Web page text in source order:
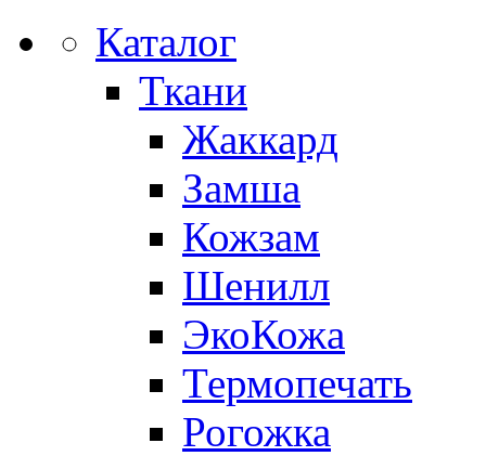
Каталог
Ткани
Жаккард
Замша
Кожзам
Шенилл
ЭкоКожа
Термопечать
Рогожка